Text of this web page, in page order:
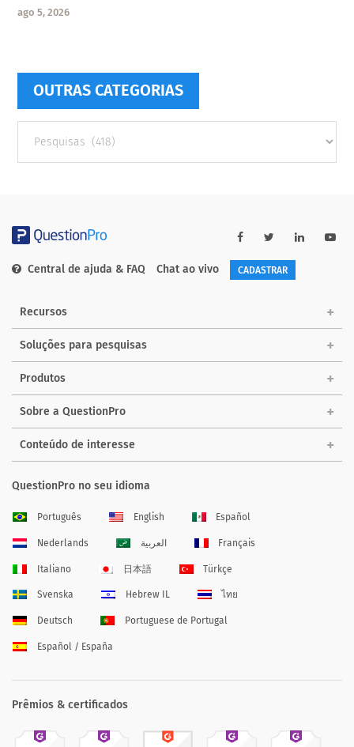
ago 5, 2026
OUTRAS CATEGORIAS
Categorias
Central de ajuda & FAQ Chat ao vivo CADASTRAR
Recursos
Soluções para pesquisas
Produtos
Sobre a QuestionPro
Conteúdo de interesse
QuestionPro no seu idioma
Português English Español
Nederlands العربية Français
Italiano 日本語 Türkçe
Svenska Hebrew IL ไทย
Deutsch Portuguese de Portugal
Español / España
Prêmios & certificados